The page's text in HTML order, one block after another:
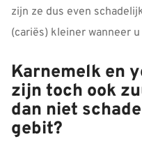
zijn ze dus even
(cariës) kleiner wanneer
Karnemelk en
zijn toch ook
dan niet
gebit?